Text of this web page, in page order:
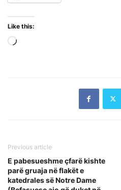
Like this:
Previous article
E pabesueshme çfarë kishte
parë gruaja në flakët e
katedrales së Notre Dame